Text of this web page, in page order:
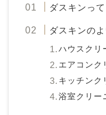
ダスキンっ
ダスキンの
ハウスクリ
エアコンク
キッチンク
浴室クリー